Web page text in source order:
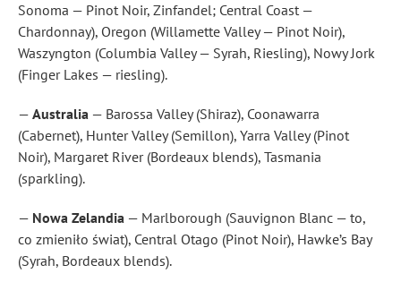
Sonoma — Pinot Noir, Zinfandel; Central Coast —
Chardonnay), Oregon (Willamette Valley — Pinot Noir),
Waszyngton (Columbia Valley — Syrah, Riesling), Nowy Jork
(Finger Lakes — riesling).
— Australia — Barossa Valley (Shiraz), Coonawarra
(Cabernet), Hunter Valley (Semillon), Yarra Valley (Pinot
Noir), Margaret River (Bordeaux blends), Tasmania
(sparkling).
— Nowa Zelandia — Marlborough (Sauvignon Blanc — to,
co zmieniło świat), Central Otago (Pinot Noir), Hawke’s Bay
(Syrah, Bordeaux blends).